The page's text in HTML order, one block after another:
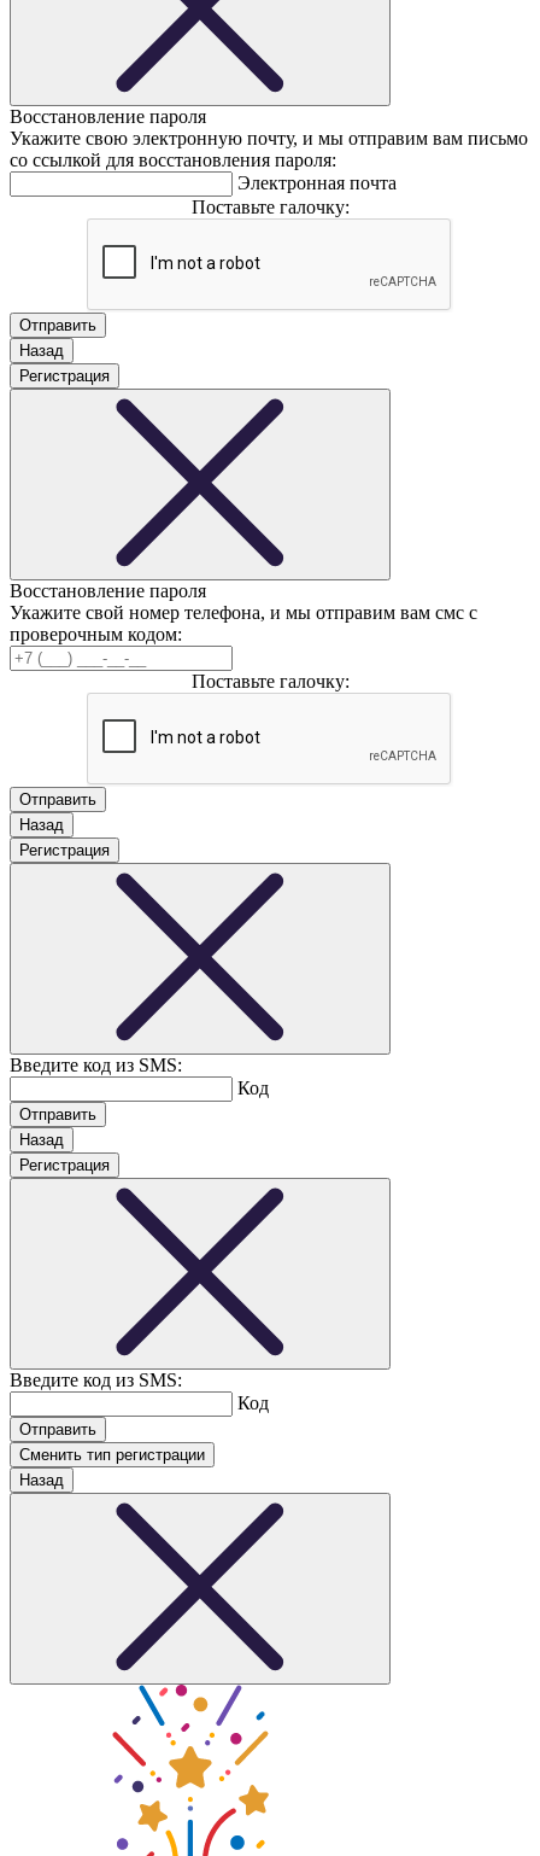
Восстановление пароля
Укажите свою электронную почту, и мы отправим вам письмо
со ссылкой для восстановления пароля:
Электронная почта
Поставьте галочку:
Назад
Регистрация
Восстановление пароля
Укажите свой номер телефона, и мы отправим вам смс с
проверочным кодом:
Поставьте галочку:
Назад
Регистрация
Введите код из SMS:
Код
Назад
Регистрация
Введите код из SMS:
Код
Сменить тип регистрации
Назад